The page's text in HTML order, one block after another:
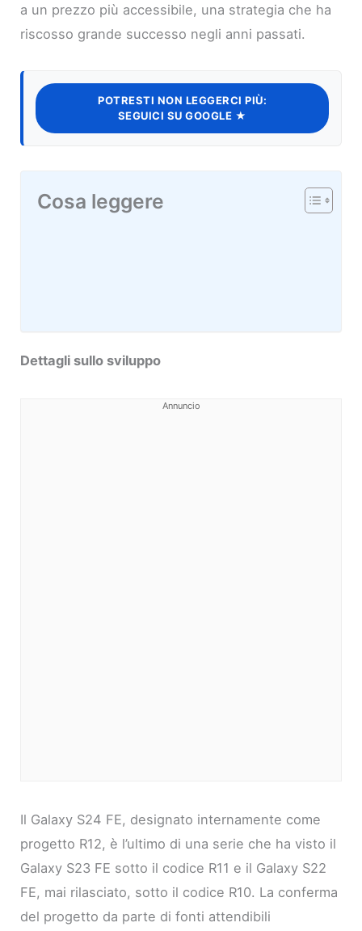
a un prezzo più accessibile, una strategia che ha
riscosso grande successo negli anni passati.
POTRESTI NON LEGGERCI PIÙ:
SEGUICI SU GOOGLE ★
Cosa leggere
Dettagli sullo sviluppo
Annuncio
Il Galaxy S24 FE, designato internamente come
progetto R12, è l’ultimo di una serie che ha visto il
Galaxy S23 FE sotto il codice R11 e il Galaxy S22
FE, mai rilasciato, sotto il codice R10. La conferma
del progetto da parte di fonti attendibili